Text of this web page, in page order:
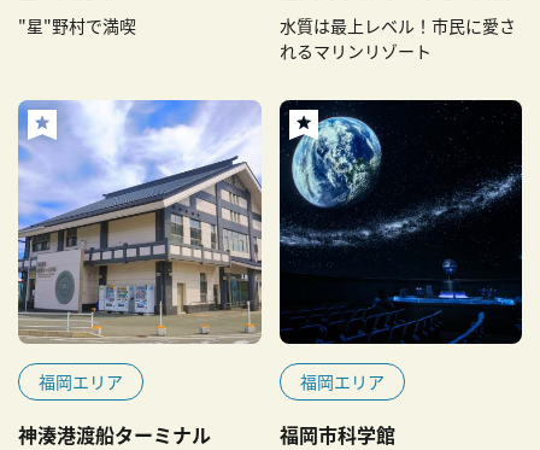
"星"野村で満喫
水質は最上レベル！市民に愛さ
れるマリンリゾート
福岡エリア
神湊港渡船ターミナル
福岡エリア
福岡市科学館